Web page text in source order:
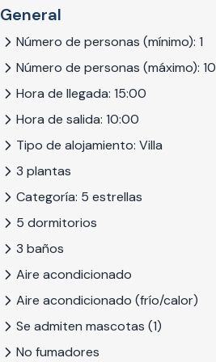
General
Número de personas (mínimo): 1
Número de personas (máximo): 10
Hora de llegada: 15:00
Hora de salida: 10:00
Tipo de alojamiento: Villa
3 plantas
Categoría: 5 estrellas
5 dormitorios
3 baños
Aire acondicionado
Aire acondicionado (frío/calor)
Se admiten mascotas (1)
No fumadores